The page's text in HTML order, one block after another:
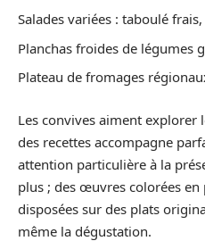
Salades variées : taboulé
Planchas froides de légumes
Plateau de fromages
Les convives aiment explorer
des recettes accompagne
attention particulière à la
plus ; des œuvres colorées
disposées sur des plats
même la dégustation.